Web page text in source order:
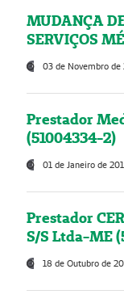
MUDANÇA
SERVIÇOS
03 de Novembro de
Prestador
(51004334-2)
01 de Janeiro de
Prestador
S/S Ltda-ME
18 de Outubro de